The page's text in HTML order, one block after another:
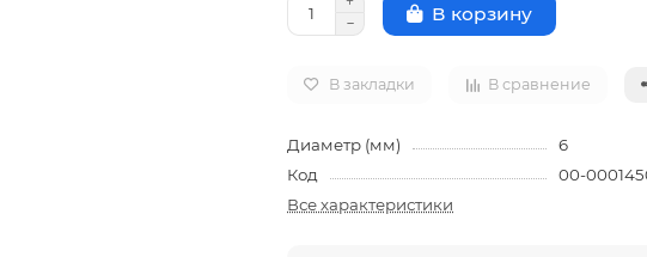
В корзину
В закладки В сравнение
Диаметр (мм)
6
Код
00-
Все характеристики